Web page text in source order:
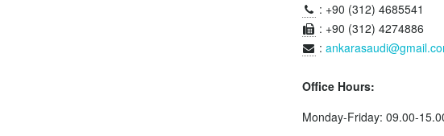
: +90 (312) 4685541
: +90 (312) 4274886
:
Office Hours:
Monday-Friday: 09.00-